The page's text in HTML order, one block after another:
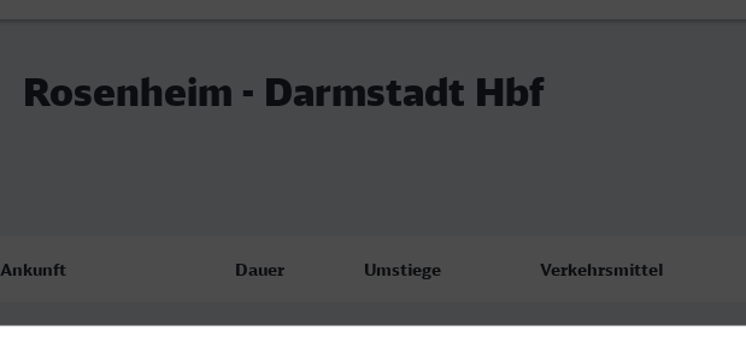
Rosenheim - Darmstadt Hbf
Ankunft Dauer Umstiege Verkehrsmittel